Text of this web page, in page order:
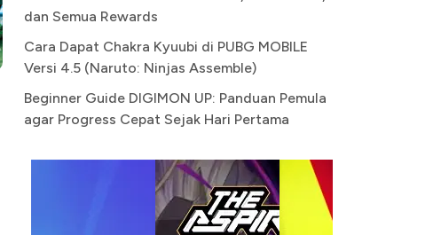
dan Semua Rewards
Cara Dapat Chakra Kyuubi di PUBG MOBILE
Versi 4.5 (Naruto: Ninjas Assemble)
Beginner Guide DIGIMON UP: Panduan Pemula
agar Progress Cepat Sejak Hari Pertama